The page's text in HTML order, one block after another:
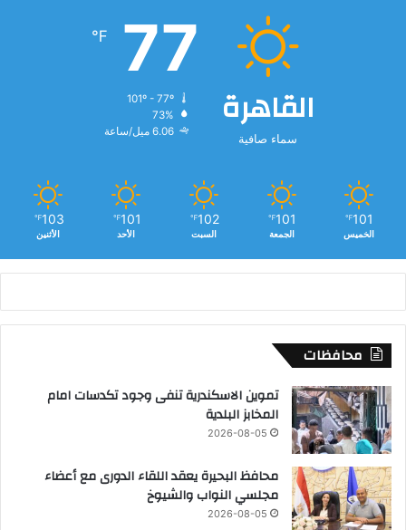
القاهرة
سماء صافية
77
℉
73%
6.06 ميل/ساعة
101
℉
الخميس
101
℉
الجمعة
102
℉
السبت
101
℉
الأحد
103
℉
الأثنين
محافظات
تموين الاسكندرية تنفى وجود تكدسات امام
المخابز البلدية
2026-08-05
محافظ البحيرة يعقد اللقاء الدورى مع أعضاء
مجلسي النواب والشيوخ
2026-08-05